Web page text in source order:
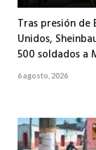
Tras presión de
Unidos,
500 soldados a
6 agosto, 2026